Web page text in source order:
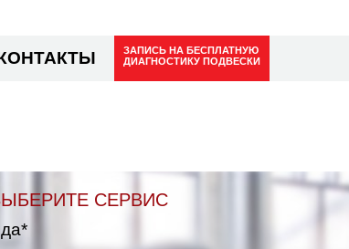
ЗАПИСЬ НА БЕСПЛАТНУЮ
ДИАГНОСТИКУ ПОДВЕСКИ
СЕРВИС